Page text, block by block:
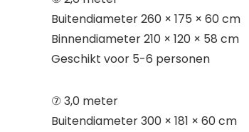
Buitendiameter 260 × 175 × 60 cm
Binnendiameter 210 × 120 × 58 cm
Geschikt voor 5-6 personen
⑦ 3,0 meter
Buitendiameter 300 × 181 × 60 cm